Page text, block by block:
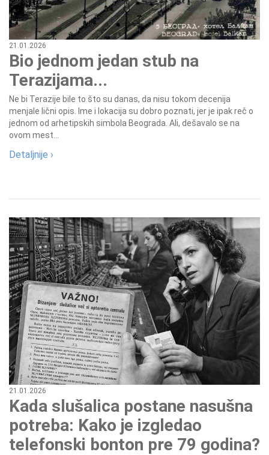
21.01.2026
Bio jednom jedan stub na
Terazijama...
Ne bi Terazije bile to što su danas, da nisu tokom decenija
menjale lični opis. Ime i lokacija su dobro poznati, jer je ipak reč o
jednom od arhetipskih simbola Beograda. Ali, dešavalo se na
ovom mest...
Detaljnije ›
21.01.2026
Kada slušalica postane nasušna
potreba: Kako je izgledao
telefonski bonton pre 79 godina?